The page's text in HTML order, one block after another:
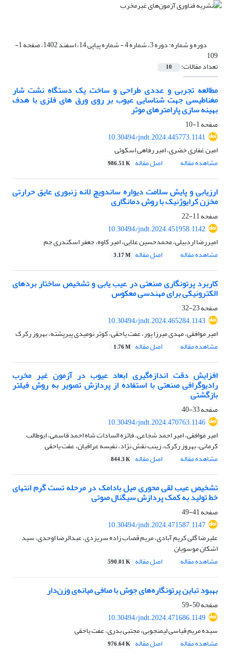
دوره و شماره: دوره 3، شماره 4 - شماره پیاپی 14، اسفند 1402، صفحه 1-
109
تعداد مقالات: 10
مطالعه تجربی و عددی طراحی و ساخت یک دستگاه نشت شار
مغناطیسی جهت شناسایی عیوب بر روی ورق های فلزی با هدف
بهینه سازی پارامترهای موثر
صفحه1-10
10.30494/jndt.2024.445773.1141
امین غفاری خضری، امیر رفاهی اسکوئی
مشاهده مقاله
اصل مقاله 986.51 K
ارزیابی و پایش سلامت دیواره ساندویچ لانه زنبوری عایق حرارتی
مخزن کرایوژنیک با روش دمانگاری
صفحه11-22
10.30494/jndt.2024.451958.1142
امیررضا اردبیلی، محمدحسین علایی، امیر کاوه، جعفر اسکندری جم
مشاهده مقاله
اصل مقاله 3.17 M
کاربرد پرتونگاری صنعتی در عیب یابی و تشخیص ساختار بردهای
الکترونیکی برای مهندسی معکوس
صفحه23-32
10.30494/jndt.2024.465284.1143
امیر موافقی، مهدی میرزا پور، عفت یاحقی، کوثر نومیدی پیرپشته، بهروز رکرک
مشاهده مقاله
اصل مقاله 1.76 M
افزایش دقت اندازه‌گیری ابعاد عیوب در آزمون غیر مخرب
رادیوگرافی صنعتی با استفاده از پردازش تصویر به روش فیلتر
بازگشتی
صفحه33-40
10.30494/jndt.2024.470763.1146
امیر موافقی، امیر احمد شجاعی، فائزه السادات شاه احمد قاسمی، ابوطالب
کرمانی، بهروز رکرک، زینب نقش نژاد، نفیسه عراقیان، عفت یاحقی
مشاهده مقاله
اصل مقاله 844.3 K
تشخیص عیب لقی محوری میل بادامک در مرحله تست گرم انتهای
خط تولید به کمک پردازش سیگنال صوتی
صفحه41-49
10.30494/jndt.2024.471587.1147
علیرضا گلی کریم آبادی، مریم قصاب زاده سریزدی، عبدالرضا اوحدی، سید
اشکان موسویان
مشاهده مقاله
اصل مقاله 590.01 K
بهبود تباین پرتونگاره‌های جوش با صافی میانه‌ی وزن‌دار
صفحه50-59
10.30494/jndt.2024.471686.1149
سیده مریم قیاسی لیمنجوبی، مجتبی بدری، عفت یاحقی
مشاهده مقاله
اصل مقاله 976.64 K